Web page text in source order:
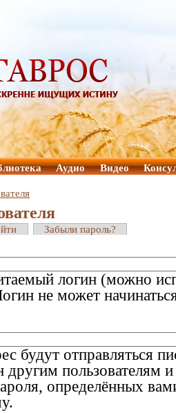
Аудио Видео
Забыли пароль?
логин (можно
не может
будут отправляться
другим пользователям
определённых